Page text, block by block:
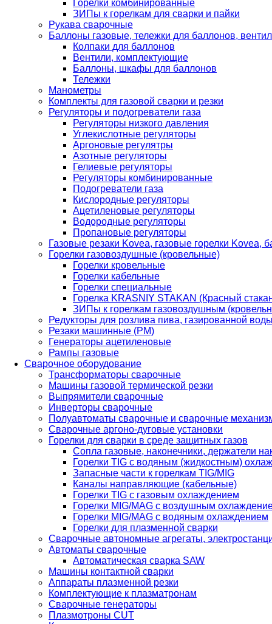
Горелки комбинированные
ЗИПы к горелкам для сварки и пайки
Рукава сварочные
Баллоны газовые, тележки для баллонов,
Колпаки для баллонов
Вентили, комплектующие
Баллоны, шкафы для баллонов
Тележки
Манометры
Комплекты для газовой сварки и резки
Регуляторы и подогреватели газа
Регуляторы низкого давления
Углекислотные регуляторы
Аргоновые регулятры
Азотные регуляторы
Гелиевые регуляторы
Регуляторы комбинированные
Подогреватели газа
Кислородные регуляторы
Ацетиленовые регуляторы
Водородные регуляторы
Пропановые регуляторы
Газовые резаки Kovea, газовые горелки Kovea,
Горелки газовоздушные (кровельные)
Горелки кровельные
Горелки кабельные
Горелки специальные
Горелка KRASNIY STAKAN (Красный
ЗИПы к горелкам газовоздушным
Редукторы для розлива пива, газированной
Резаки машинные (РМ)
Генераторы ацетиленовые
Рампы газовые
Сварочное оборудование
Трансформаторы сварочные
Машины газовой термической резки
Выпрямители сварочные
Инверторы сварочные
Полуавтоматы сварочные и сварочные
Сварочные аргоно-дуговые установки
Горелки для сварки в среде защитных газов
Сопла газовые, наконечники, держатели
Горелки TIG с водяным (жидкостным)
Запасные части к горелкам TIG/MIG
Каналы направляющие (кабельные)
Горелки TIG с газовым охлаждением
Горелки MIG/MAG с воздушным
Горелки MIG/MAG с водяным охлаждением
Горелки для плазменной сварки
Сварочные автономные агрегаты,
Автоматы сварочные
Автоматическая сварка SAW
Машины контактной сварки
Аппараты плазменной резки
Комплектующие к плазматронам
Сварочные генераторы
Плазмотроны CUT